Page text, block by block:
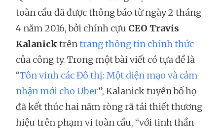
toàn cầu đã được thông báo từ ngày 2 tháng
4 năm 2016, bởi chính cựu CEO Travis
Kalanick trêntrang thông tin chính thức
của công ty. Trong một bài viết có tựa đề là
“Tôn vinh các Đô thị: Một diện mạo và cảm
nhận mới cho Uber”, Kalanick tuyên bố họ
đã kết thúc hai năm ròng rã tái thiết thương
hiệu trên phạm vi toàn cầu, “với tinh thần